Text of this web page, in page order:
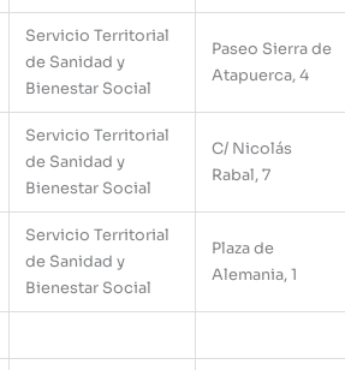
Servicio Territorial
de Sanidad y
Bienestar Social
Paseo Sierra de
Atapuerca, 4
Servicio Territorial
de Sanidad y
Bienestar Social
C/ Nicolás
Rabal, 7
Servicio Territorial
de Sanidad y
Bienestar Social
Plaza de
Alemania, 1